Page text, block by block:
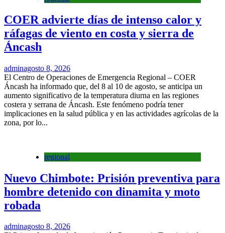
COER advierte días de intenso calor y
ráfagas de viento en costa y sierra de
Áncash
adminagosto 8, 2026
El Centro de Operaciones de Emergencia Regional – COER
Áncash ha informado que, del 8 al 10 de agosto, se anticipa un
aumento significativo de la temperatura diurna en las regiones
costera y serrana de Áncash. Este fenómeno podría tener
implicaciones en la salud pública y en las actividades agrícolas de la
zona, por lo...
regional
Nuevo Chimbote: Prisión preventiva para
hombre detenido con dinamita y moto
robada
adminagosto 8, 2026